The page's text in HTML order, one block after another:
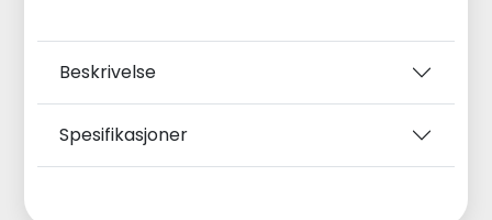
Beskrivelse
Spesifikasjoner